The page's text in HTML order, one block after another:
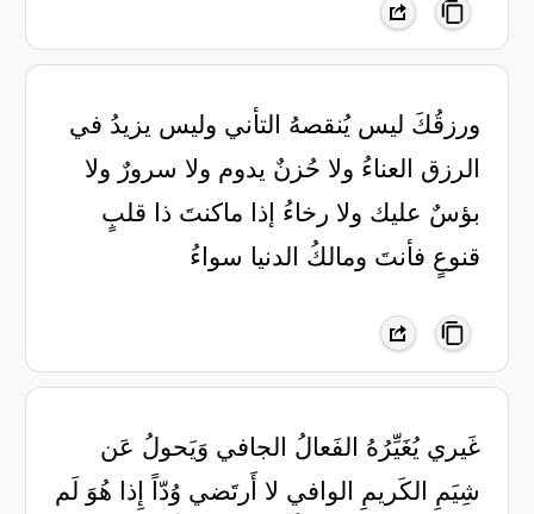
ورزقُكَ ليس يُنقصهُ التأني ‏وليس يزيدُ في
الرزق العناءُ ‏ولا حُزنٌ يدوم ولا سرورٌ ‏ولا
بؤسٌ عليك ولا رخاءُ ‏إذا ماكنتَ ذا قلبٍ
قنوعٍ ‏فأنتَ ومالكُ الدنيا سواءُ
‏غَيري يُغَيِّرُهُ الفَعالُ الجافي ‏وَيَحولُ عَن
شِيَمِ الكَريمِ الوافي ‏لا أَرتَضي وُدّاً إِذا هُوَ لَم